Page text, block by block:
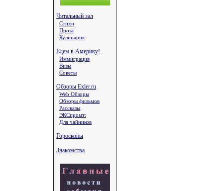
Читальный зал
Стихи
Проза
Кулинария
Едем в Америку!
Иммиграция
Визы
Советы
Обзоры Exler.ru
Web Обзоры
Обзоры фильмов
Рассказы
ЭКСпромт:
Для чайников
Гороскопы
Знакомства